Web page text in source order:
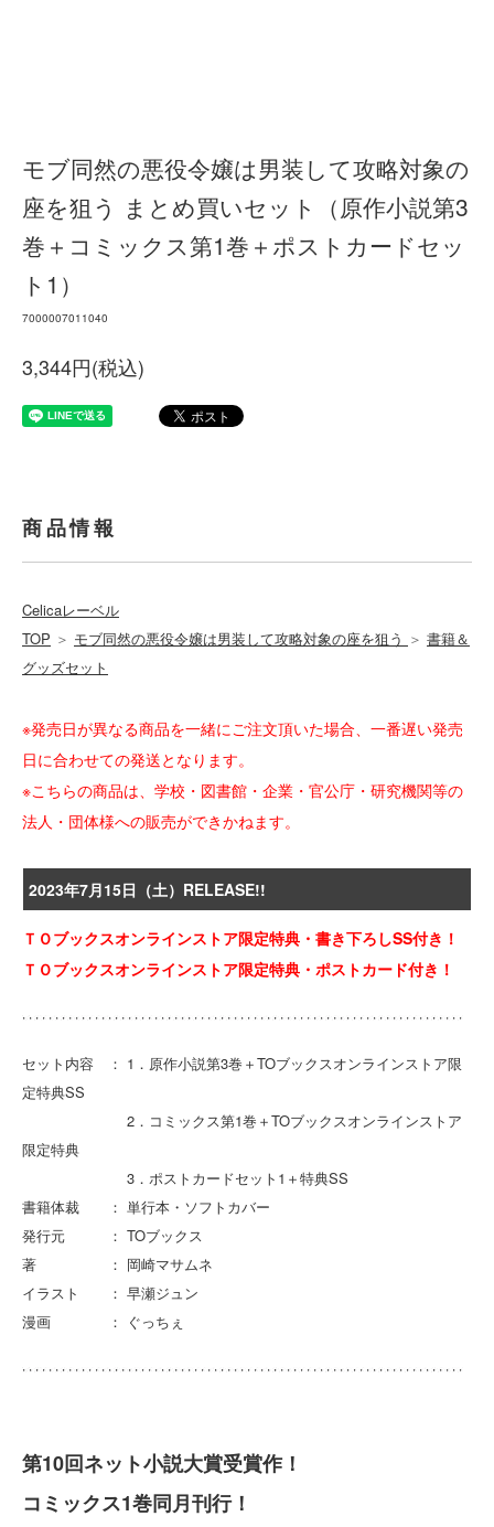
モブ同然の悪役令嬢は男装して攻略対象の
座を狙う まとめ買いセット（原作小説第3
巻＋コミックス第1巻＋ポストカードセッ
ト1）
7000007011040
3,344円(税込)
商品情報
Celicaレーベル
TOP ＞ モブ同然の悪役令嬢は男装して攻略対象の座を狙う ＞ 書籍＆
グッズセット
※発売日が異なる商品を一緒にご注文頂いた場合、一番遅い発売
日に合わせての発送となります。
※こちらの商品は、学校・図書館・企業・官公庁・研究機関等の
法人・団体様への販売ができかねます。
2023年7月15日（土）RELEASE!!
ＴＯブックスオンラインストア限定特典・書き下ろしSS付き！
ＴＯブックスオンラインストア限定特典・ポストカード付き！
セット内容 ： 1．原作小説第3巻＋TOブックスオンラインストア限
定特典SS
2．コミックス第1巻＋TOブックスオンラインストア
限定特典
3．ポストカードセット1＋特典SS
書籍体裁 ： 単行本・ソフトカバー
発行元 ： TOブックス
著 ： 岡崎マサムネ
イラスト ： 早瀬ジュン
漫画 ： ぐっちぇ
第10回ネット小説大賞受賞作！
コミックス1巻同月刊行！